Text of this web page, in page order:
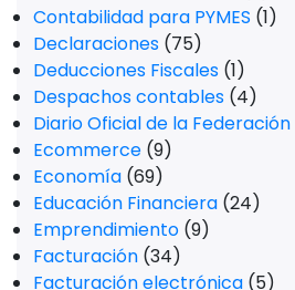
Contabilidad para PYMES (1)
Declaraciones (75)
Deducciones Fiscales (1)
Despachos contables (4)
Diario Oficial de la Federación
Ecommerce (9)
Economía (69)
Educación Financiera (24)
Emprendimiento (9)
Facturación (34)
Facturación electrónica (5)